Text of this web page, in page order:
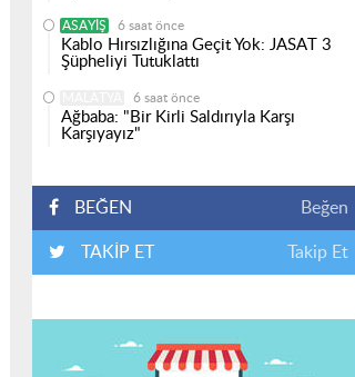
ASAYIŞ 6 saat önce
Kablo Hırsızlığına Geçit Yok: JASAT 3
Şüpheliyi Tutuklattı
6 saat önce
Ağbaba: "Bir Kirli Saldırıyla Karşı
Karşıyayız"
BEĞEN Beğen
TAKİP ET Takip Et